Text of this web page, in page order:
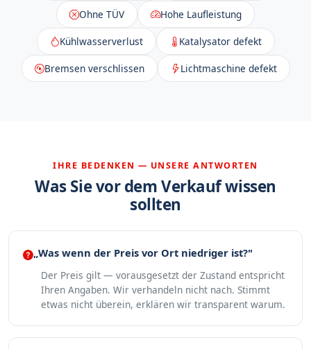
Ohne TÜV Hohe Laufleistung
Kühlwasserverlust Katalysator defekt
Bremsen verschlissen Lichtmaschine defekt
IHRE BEDENKEN — UNSERE ANTWORTEN
Was Sie vor dem Verkauf wissen
sollten
„Was wenn der Preis vor Ort niedriger ist?"
Der Preis gilt — vorausgesetzt der Zustand entspricht
Ihren Angaben. Wir verhandeln nicht nach. Stimmt
etwas nicht überein, erklären wir transparent warum.